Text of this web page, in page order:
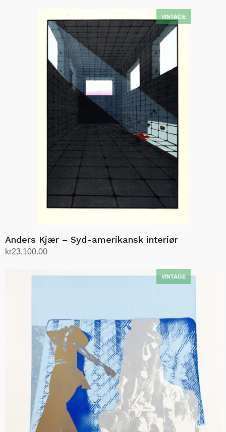
Anders Kjær – Syd-amerikansk interiør
kr23,100.00